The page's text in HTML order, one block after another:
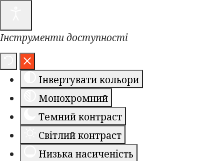
Інструменти доступності
Інвертувати кольори
Монохромний
Темний контраст
Світлий контраст
Низька насиченість